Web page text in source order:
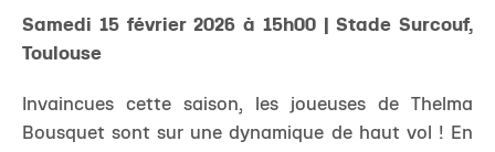
Samedi 15 février 2026 à 15h00 | Stade Surcouf,
Toulouse
Invaincues cette saison, les joueuses de Thelma
Bousquet sont sur une dynamique de haut vol ! En